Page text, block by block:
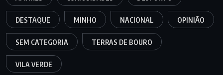
DESTAQUE MINHO NACIONAL OPINIÃO
SEM CATEGORIA TERRAS DE BOURO
VILA VERDE